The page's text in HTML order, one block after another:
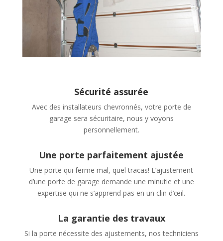
Sécurité assurée
Avec des installateurs chevronnés, votre porte de
garage sera sécuritaire, nous y voyons
personnellement.
Une porte parfaitement ajustée
Une porte qui ferme mal, quel tracas! L’ajustement
d’une porte de garage demande une minutie et une
expertise qui ne s’apprend pas en un clin d’œil.
La garantie des travaux
Si la porte nécessite des ajustements, nos techniciens